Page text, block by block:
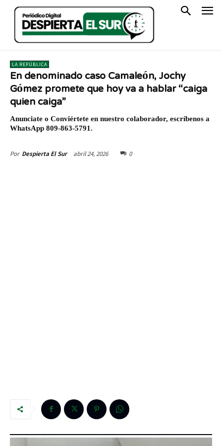
LA REPÚBLICA
En denominado caso Camaleón, Jochy
Gómez promete que hoy va a hablar “caiga
quien caiga”
Anunciate o Conviértete en nuestro colaborador, escríbenos a
WhatsApp 809-863-5791.
Por Despierta El Sur abril 24, 2026 0